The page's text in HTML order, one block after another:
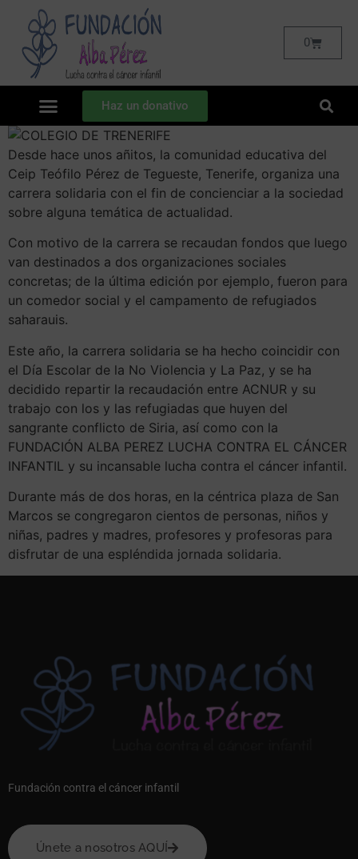
0
Haz un donativo
Desde hace unos añitos, la comunidad educativa del
Ceip Teófilo Pérez de Tegueste, Tenerife, organiza una
carrera solidaria con el fin de concienciar a la sociedad
sobre alguna temática de actualidad.
Con motivo de la carrera se recaudan fondos que luego
van destinados a dos organizaciones sociales
concretas; de la última edición por ejemplo, fueron para
un comedor social y el campamento de refugiados
saharauis.
Este año, la carrera solidaria se ha hecho coincidir con
el Día Escolar de la No Violencia y La Paz, y se ha
decidido repartir la recaudación entre ACNUR y su
trabajo con los y las refugiadas que huyen del
sangrante conflicto de Siria, así como con la
FUNDACIÓN ALBA PEREZ LUCHA CONTRA EL CÁNCER
INFANTIL y su incansable lucha contra el cáncer infantil.
Durante más de dos horas, en la céntrica plaza de San
Marcos se congregaron cientos de personas, niños y
niñas, padres y madres, profesores y profesoras para
disfrutar de una espléndida jornada solidaria.
Fundación contra el cáncer infantil
Únete a nosotros AQUÍ